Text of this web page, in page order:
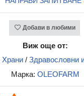
Добави в любими
Виж още от:
Храни / Здравословни
Марка: OLEOFARM